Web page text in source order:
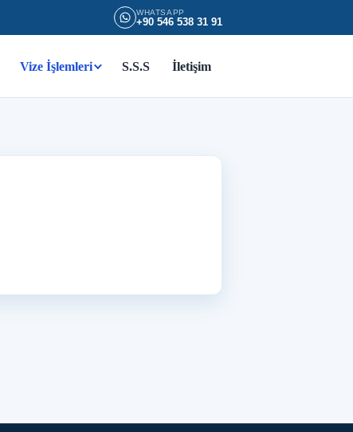
WHATSAPP
+90 546 538 31 91
Vize İşlemleri S.S.S İletişim